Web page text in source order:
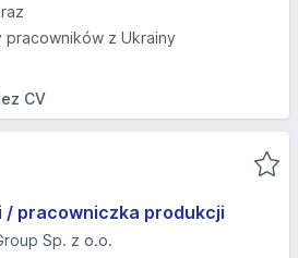
pracowników z Ukrainy
CV
/ pracowniczka produkcji
Sp. z o.o.